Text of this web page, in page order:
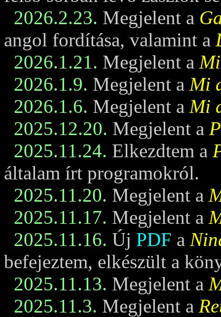
2026.2.23. Megjelent a
angol fordítása, valamint a
2026.1.21. Megjelent a
2026.1.9. Megjelent a Mi
2026.1.6. Megjelent a Mi
2025.12.20. Megjelent a
2025.11.24. Elkezdtem a
általam írt programokról.
2025.11.20. Megjelent a
2025.11.17. Megjelent a
2025.11.16. Új PDF a
befejeztem, elkészült a
2025.11.13. Megjelent a
2025.11.3. Megjelent a